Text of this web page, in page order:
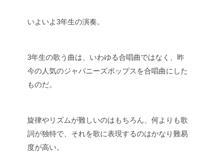
いよいよ3年生の演奏。
3年生の歌う曲は、いわゆる合唱曲ではなく、昨
今の人気のジャパニーズポップスを合唱曲にした
ものだ。
旋律やリズムが難しいのはもちろん、何よりも歌
詞が独特で、それを歌に表現するのはかなり難易
度が高い。